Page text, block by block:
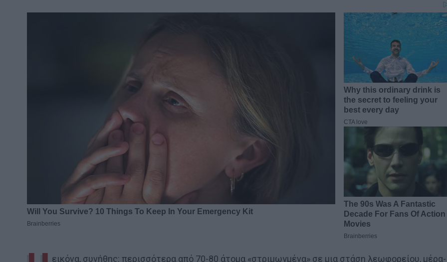
εικόνα, συνήθης: περισσότερα από 70-80 άτομα «στριμωγμένα» σε μια στάση λεωφορείου, μέρα-